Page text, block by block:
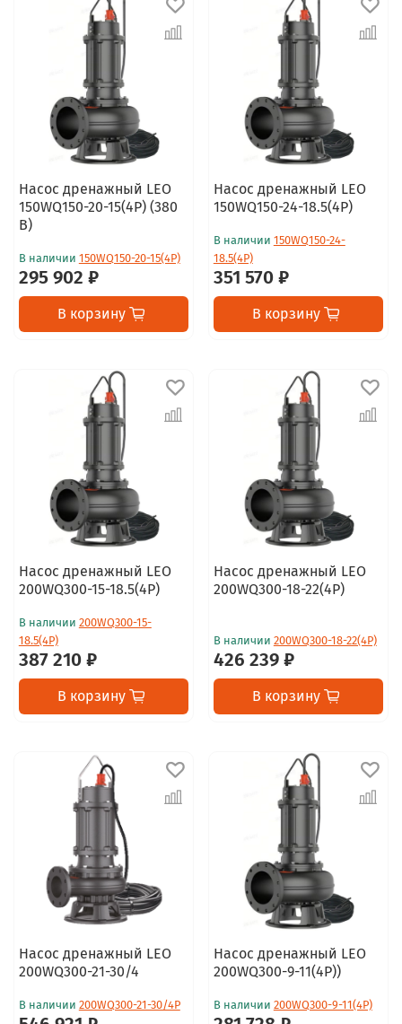
Насос дренажный LEO
150WQ150-20-15(4P) (380
В)
В наличии 150WQ150-20-15(4P)
295 902 ₽
В корзину
Насос дренажный LEO
150WQ150-24-18.5(4P)
В наличии 150WQ150-24-
18.5(4P)
351 570 ₽
В корзину
Насос дренажный LEO
200WQ300-15-18.5(4P)
В наличии 200WQ300-15-
18.5(4P)
387 210 ₽
В корзину
Насос дренажный LEO
200WQ300-18-22(4P)
В наличии 200WQ300-18-22(4P)
426 239 ₽
В корзину
Насос дренажный LEO
200WQ300-21-30/4
В наличии 200WQ300-21-30/4P
Насос дренажный LEO
200WQ300-9-11(4P))
В наличии 200WQ300-9-11(4P)